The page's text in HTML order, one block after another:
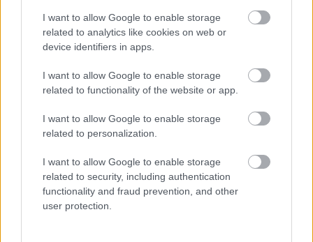
I want to allow Google to enable storage
related to analytics like cookies on web or
device identifiers in apps.
I want to allow Google to enable storage
related to functionality of the website or app.
I want to allow Google to enable storage
related to personalization.
I want to allow Google to enable storage
related to security, including authentication
functionality and fraud prevention, and other
user protection.
microbioma cutáneo y el estado de la piel y los
procesos de envejecimiento, así como la realización
de desarrollar nuevas líneas de productos que
efecto positivo en el aspecto de la piel.
¿Interesante? ¡Compártelo en Facebook!
¿Quiere estar al día? Síganos en